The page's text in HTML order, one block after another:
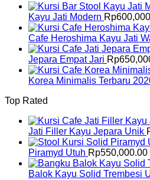
Kayu Jati Modern Rp
Cafe Heroshima Kayu Jati
Jepara Empat Jari Rp
Korea Minimalis Terbaru
Top Rated
Jati Filler Kayu Jepara Unik
Piramyd Utuh Rp550,000.00
Balok Kayu Solid Trembesi